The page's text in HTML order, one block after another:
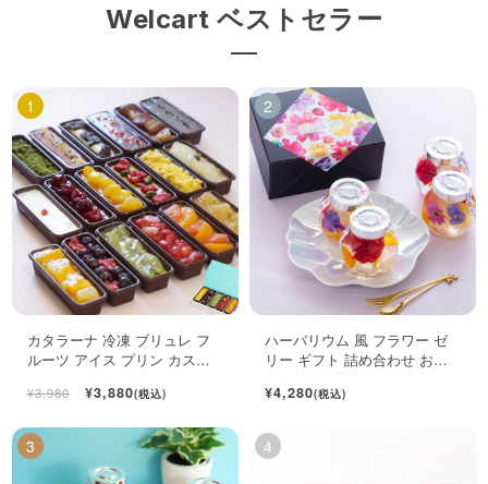
Welcart ベストセラー
カタラーナ 冷凍 ブリュレ フ
ルーツ アイス プリン カスタ
¥3,980 ¥3,880(税込)
ハーバリウム 風 フラワー ゼ
リー ギフト 詰め合わせ おし
¥4,280(税込)